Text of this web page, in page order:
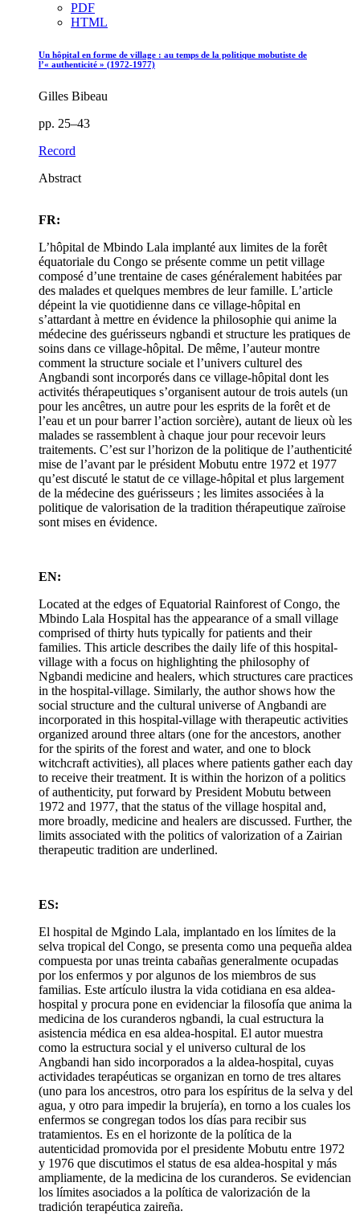
PDF
HTML
Un hôpital en forme de village : au temps de la politique mobutiste de
l’« authenticité » (1972-1977)
Gilles Bibeau
pp. 25–43
Record
Abstract
FR:
L’hôpital de Mbindo Lala implanté aux limites de la forêt
équatoriale du Congo se présente comme un petit village
composé d’une trentaine de cases généralement habitées par
des malades et quelques membres de leur famille. L’article
dépeint la vie quotidienne dans ce village-hôpital en
s’attardant à mettre en évidence la philosophie qui anime la
médecine des guérisseurs ngbandi et structure les pratiques de
soins dans ce village-hôpital. De même, l’auteur montre
comment la structure sociale et l’univers culturel des
Angbandi sont incorporés dans ce village-hôpital dont les
activités thérapeutiques s’organisent autour de trois autels (un
pour les ancêtres, un autre pour les esprits de la forêt et de
l’eau et un pour barrer l’action sorcière), autant de lieux où les
malades se rassemblent à chaque jour pour recevoir leurs
traitements. C’est sur l’horizon de la politique de l’authenticité
mise de l’avant par le président Mobutu entre 1972 et 1977
qu’est discuté le statut de ce village-hôpital et plus largement
de la médecine des guérisseurs ; les limites associées à la
politique de valorisation de la tradition thérapeutique zaïroise
sont mises en évidence.
EN:
Located at the edges of Equatorial Rainforest of Congo, the
Mbindo Lala Hospital has the appearance of a small village
comprised of thirty huts typically for patients and their
families. This article describes the daily life of this hospital-
village with a focus on highlighting the philosophy of
Ngbandi medicine and healers, which structures care practices
in the hospital-village. Similarly, the author shows how the
social structure and the cultural universe of Angbandi are
incorporated in this hospital-village with therapeutic activities
organized around three altars (one for the ancestors, another
for the spirits of the forest and water, and one to block
witchcraft activities), all places where patients gather each day
to receive their treatment. It is within the horizon of a politics
of authenticity, put forward by President Mobutu between
1972 and 1977, that the status of the village hospital and,
more broadly, medicine and healers are discussed. Further, the
limits associated with the politics of valorization of a Zairian
therapeutic tradition are underlined.
ES:
El hospital de Mgindo Lala, implantado en los límites de la
selva tropical del Congo, se presenta como una pequeña aldea
compuesta por unas treinta cabañas generalmente ocupadas
por los enfermos y por algunos de los miembros de sus
familias. Este artículo ilustra la vida cotidiana en esa aldea-
hospital y procura pone en evidenciar la filosofía que anima la
medicina de los curanderos ngbandi, la cual estructura la
asistencia médica en esa aldea-hospital. El autor muestra
como la estructura social y el universo cultural de los
Angbandi han sido incorporados a la aldea-hospital, cuyas
actividades terapéuticas se organizan en torno de tres altares
(uno para los ancestros, otro para los espíritus de la selva y del
agua, y otro para impedir la brujería), en torno a los cuales los
enfermos se congregan todos los días para recibir sus
tratamientos. Es en el horizonte de la política de la
autenticidad promovida por el presidente Mobutu entre 1972
y 1976 que discutimos el status de esa aldea-hospital y más
ampliamente, de la medicina de los curanderos. Se evidencian
los límites asociados a la política de valorización de la
tradición terapéutica zaireña.